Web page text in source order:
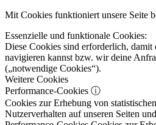
Mit Cookies funktioniert unsere Seite
Essenzielle und funktionale Cookies:
Diese Cookies sind erforderlich, damit
navigieren kannst bzw. wir deine
(„notwendige Cookies“).
Weitere Cookies
Performance-Cookies ⓘ
Cookies zur Erhebung von
Nutzerverhalten auf unseren Seiten